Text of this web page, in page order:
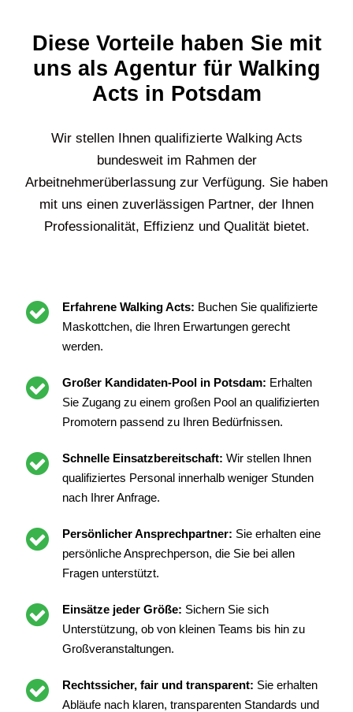
Diese Vorteile haben Sie mit
uns als Agentur für Walking
Acts in Potsdam
Wir stellen Ihnen qualifizierte Walking Acts
bundesweit im Rahmen der
Arbeitnehmerüberlassung zur Verfügung. Sie haben
mit uns einen zuverlässigen Partner, der Ihnen
Professionalität, Effizienz und Qualität bietet.
Erfahrene Walking Acts: Buchen Sie qualifizierte
Maskottchen, die Ihren Erwartungen gerecht
werden.
Großer Kandidaten-Pool in Potsdam: Erhalten
Sie Zugang zu einem großen Pool an qualifizierten
Promotern passend zu Ihren Bedürfnissen.
Schnelle Einsatzbereitschaft: Wir stellen Ihnen
qualifiziertes Personal innerhalb weniger Stunden
nach Ihrer Anfrage.
Persönlicher Ansprechpartner: Sie erhalten eine
persönliche Ansprechperson, die Sie bei allen
Fragen unterstützt.
Einsätze jeder Größe: Sichern Sie sich
Unterstützung, ob von kleinen Teams bis hin zu
Großveranstaltungen.
Rechtssicher, fair und transparent: Sie erhalten
Abläufe nach klaren, transparenten Standards und